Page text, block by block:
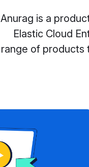
Anurag is a
Elastic Cloud
range of products